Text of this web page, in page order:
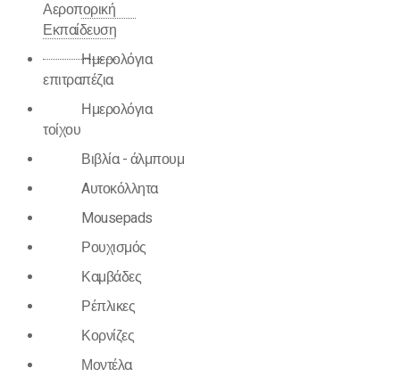
Αεροπορική
Εκπαίδευση
Ημερολόγια
επιτραπέζια
Ημερολόγια
τοίχου
Βιβλία - άλμπουμ
Aυτοκόλλητα
Mousepads
Ρουχισμός
Καμβάδες
Ρέπλικες
Κορνίζες
Μοντέλα